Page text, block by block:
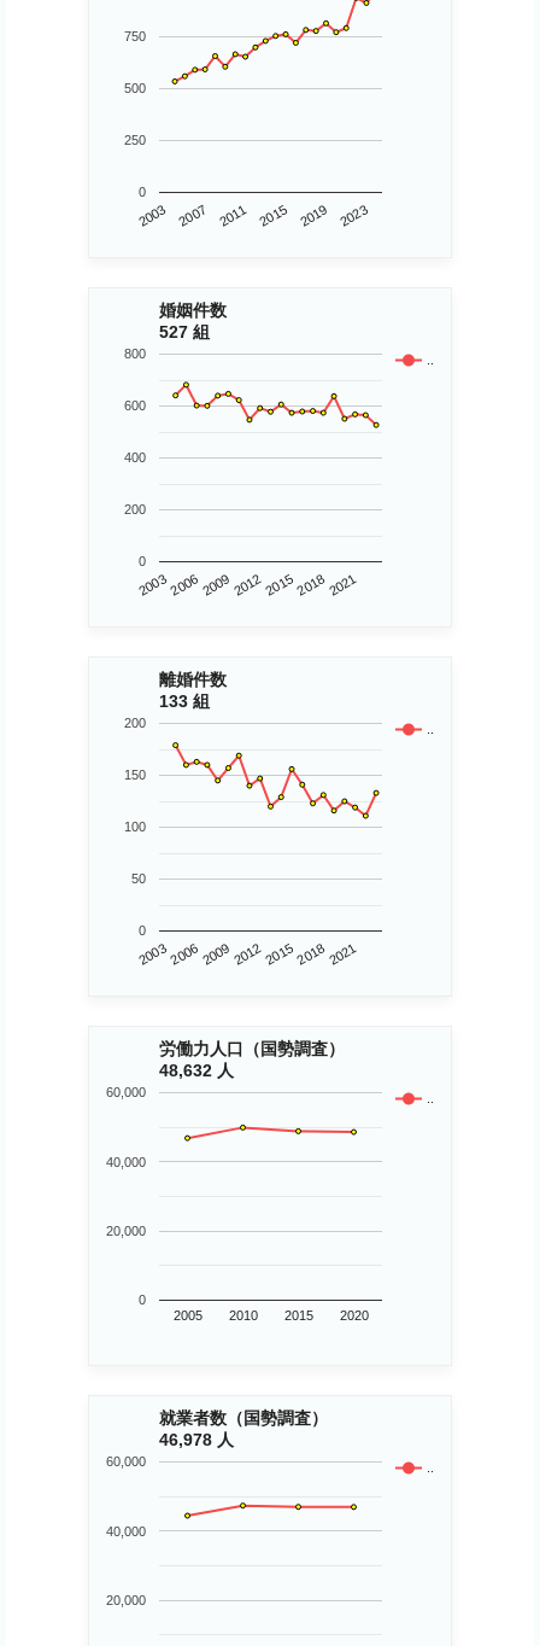
2003 2007 2011 2015 2019 2023
0
250
500
750
婚姻件数
527 組
..
2003200620092012201520182021
0
200
400
600
800
離婚件数
133 組
..
2003200620092012201520182021
0
50
100
150
200
労働力人口（国勢調査）
48,632 人
..
2005 2010 2015 2020
0
20,000
40,000
60,000
就業者数（国勢調査）
46,978 人
..
20,000
40,000
60,000